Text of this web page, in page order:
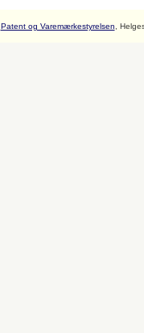
Patent og Varemærkestyrelsen ,